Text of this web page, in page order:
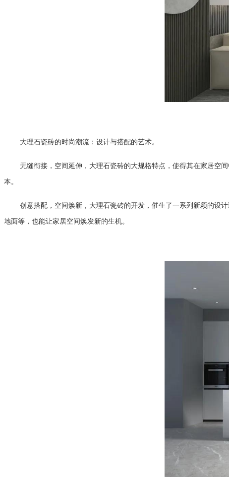
大理石瓷砖的时尚潮流：设计与搭配的艺术。
无缝衔接，空间延伸， 大理石瓷砖的大规格特点，使得其在家居空
本。
创意搭配，空间焕新， 大理石瓷砖的开发，催生了一系列新颖的设
地面等，也能让家居空间焕发新的生机。